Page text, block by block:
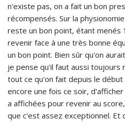
n'existe pas, on a fait un bon
récompensés. Sur la
reste un bon point, étant menés
revenir face à une très bonne
un bon point. Bien sûr qu'on
je pense qu'il faut aussi
tout ce qu'on fait depuis le
encore une fois ce soir,
a affichées pour revenir au
que c'est assez exceptionnel. Et